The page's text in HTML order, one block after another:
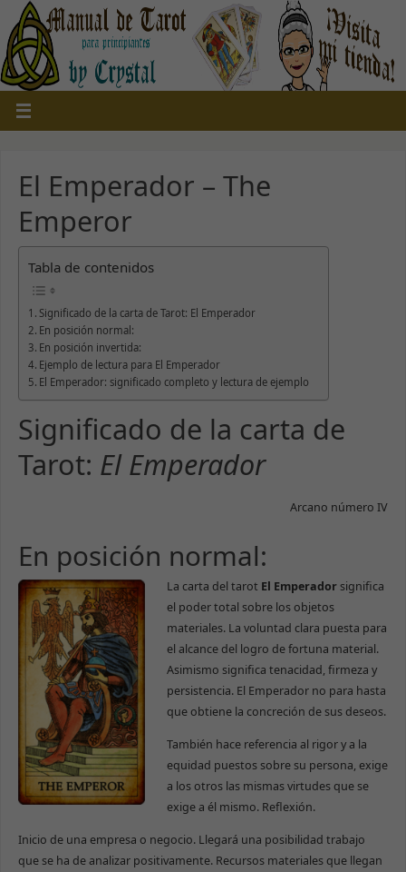
El Emperador – The
Emperor
Tabla de contenidos
Significado de la carta de Tarot: El Emperador
En posición normal:
En posición invertida:
Ejemplo de lectura para El Emperador
El Emperador: significado completo y lectura de ejemplo
Significado de la carta de
Tarot: El Emperador
Arcano número IV
En posición normal:
La carta del tarot El Emperadorsignifica
el poder total sobre los objetos
materiales. La voluntad clara puesta para
el alcance del logro de fortuna material.
Asimismo significa tenacidad, firmeza y
persistencia. El Emperador no para hasta
que obtiene la concreción de sus deseos.
También hace referencia al rigor y a la
equidad puestos sobre su persona, exige
a los otros las mismas virtudes que se
exige a él mismo. Reflexión.
Inicio de una empresa o negocio. Llegará una posibilidad trabajo
que se ha de analizar positivamente. Recursos materiales que llegan